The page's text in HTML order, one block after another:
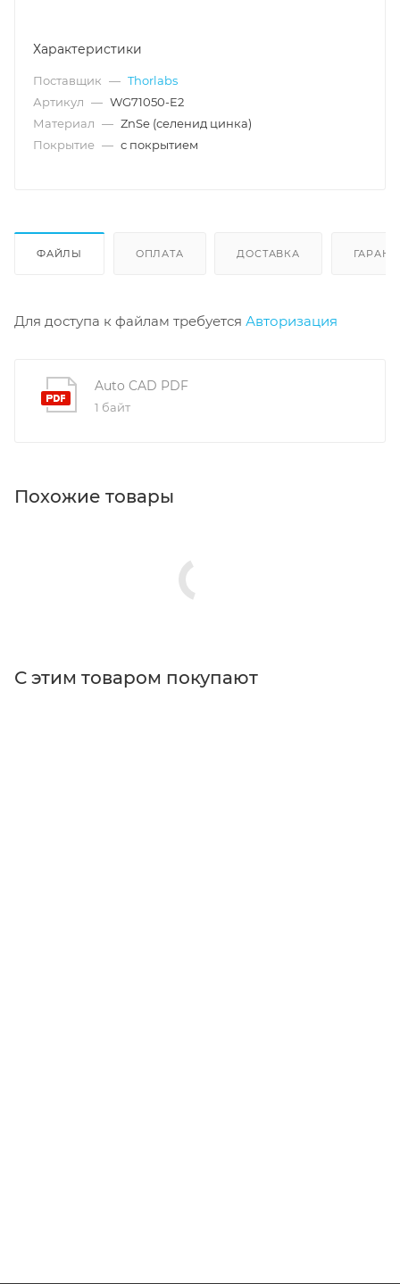
Характеристики
Поставщик — Thorlabs
Артикул — WG71050-E2
Материал — ZnSe (селенид цинка)
Покрытие — с покрытием
ФАЙЛЫ ОПЛАТА ДОСТАВКА
Для доступа к файлам требуется Авторизация
Auto CAD PDF
1 байт
Похожие товары
С этим товаром покупают